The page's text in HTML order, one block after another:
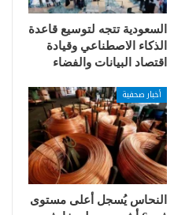
السعودية تتجه لتوسيع قاعدة
الذكاء الاصطناعي وقيادة
اقتصاد البيانات والفضاء
أخبار صحفية
النحاس يُسجل أعلى مستوى